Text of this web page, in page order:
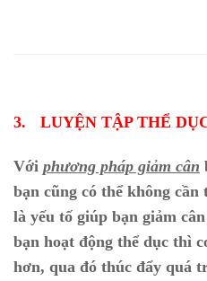
3. LUYỆN TẬP THỂ
Với phương pháp giảm cân
bạn cũng có thể không
là yếu tố giúp bạn giảm
bạn hoạt động thể dục thì
hơn, qua đó thúc đẩy quá